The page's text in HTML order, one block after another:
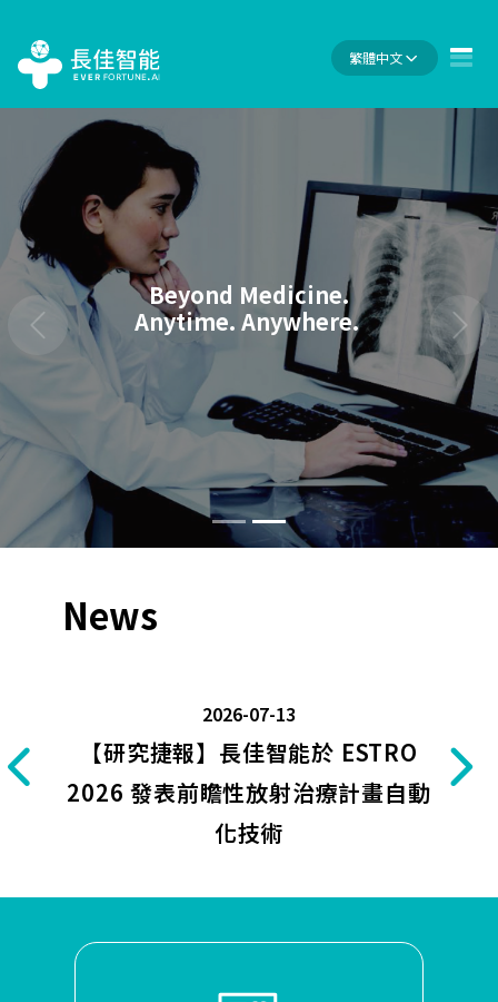
繁體中文
Beyond Medicine.
Anytime. Anywhere.
News
2026-07-13
【研究捷報】長佳智能於 ESTRO
2026 發表前瞻性放射治療計畫自動
化技術